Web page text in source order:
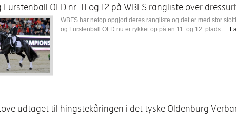
OLD nr. 11 og 12 på WBFS rangliste over
WBFS har netop opgjort deres rangliste og det er med stor
og Fürstenball OLD nu er rykket op på en 11. og 12. plads. ...
udtaget til hingstekåringen i det tyske Oldenburg